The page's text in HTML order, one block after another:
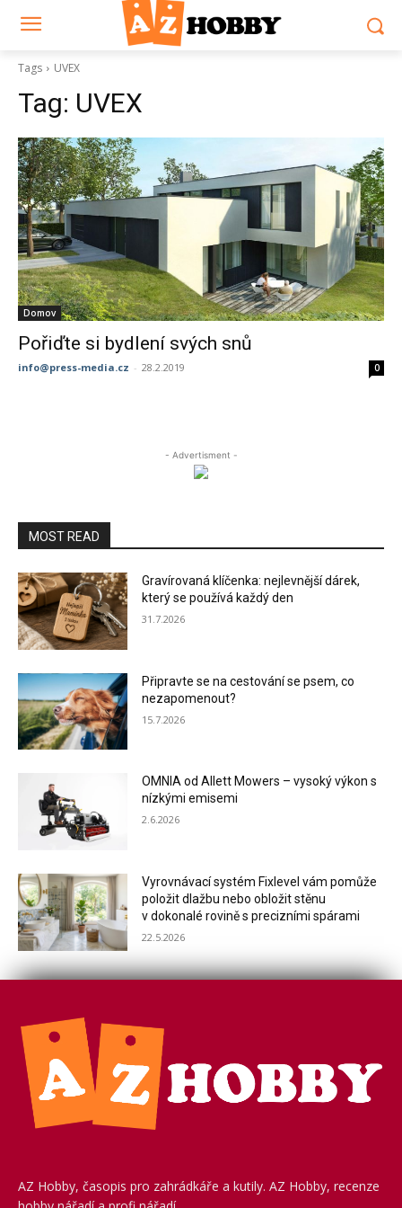
Tags UVEX
Tag: UVEX
Domov
Pořiďte si bydlení svých snů
info@press-media.cz - 28.2.2019 0
- Advertisment -
MOST READ
Gravírovaná klíčenka: nejlevnější dárek,
který se používá každý den
31.7.2026
Připravte se na cestování se psem, co
nezapomenout?
15.7.2026
OMNIA od Allett Mowers – vysoký výkon s
nízkými emisemi
2.6.2026
Vyrovnávací systém Fixlevel vám pomůže
položit dlažbu nebo obložit stěnu
v dokonalé rovině s precizními spárami
22.5.2026
AZ Hobby, časopis pro zahrádkáře a kutily. AZ Hobby, recenze